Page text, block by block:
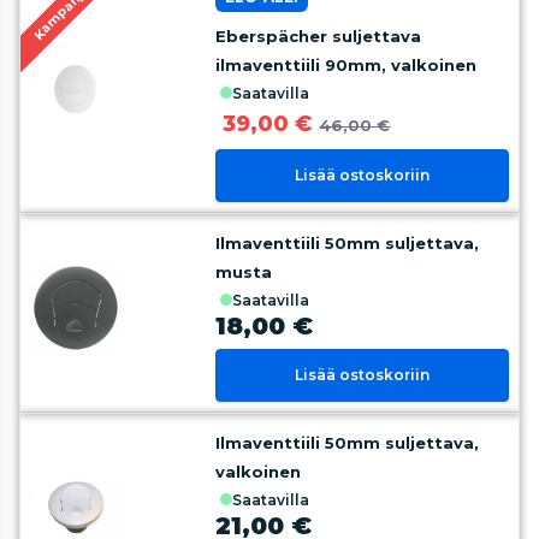
Kampanja
Eberspächer suljettava
ilmaventtiili 90mm, valkoinen
saatavilla
39,00 € 46,00 €
Lisää ostoskoriin
Ilmaventtiili 50mm suljettava,
musta
saatavilla
18,00 €
Lisää ostoskoriin
Ilmaventtiili 50mm suljettava,
valkoinen
saatavilla
21,00 €